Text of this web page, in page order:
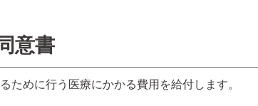
意書
ために行う医療にかかる費用を給付します。